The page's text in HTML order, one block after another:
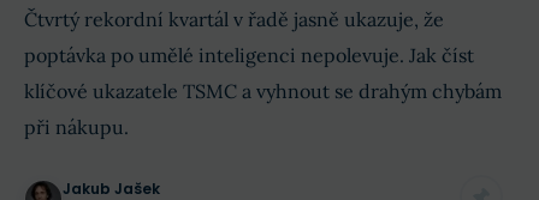
Čtvrtý rekordní kvartál v řadě jasně ukazuje, že
poptávka po umělé inteligenci nepolevuje. Jak číst
klíčové ukazatele TSMC a vyhnout se drahým chybám
při nákupu.
Jakub Jašek